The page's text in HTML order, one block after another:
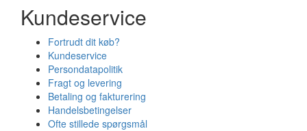
Kundeservice
Fortrudt dit køb?
Kundeservice
Persondatapolitik
Fragt og levering
Betaling og fakturering
Handelsbetingelser
Ofte stillede spørgsmål